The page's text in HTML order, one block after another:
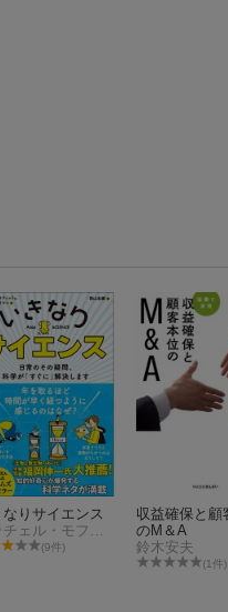
なりサイエンス
(9件)
収益確保と顧
のM＆A
鈴木安夫
(1件)